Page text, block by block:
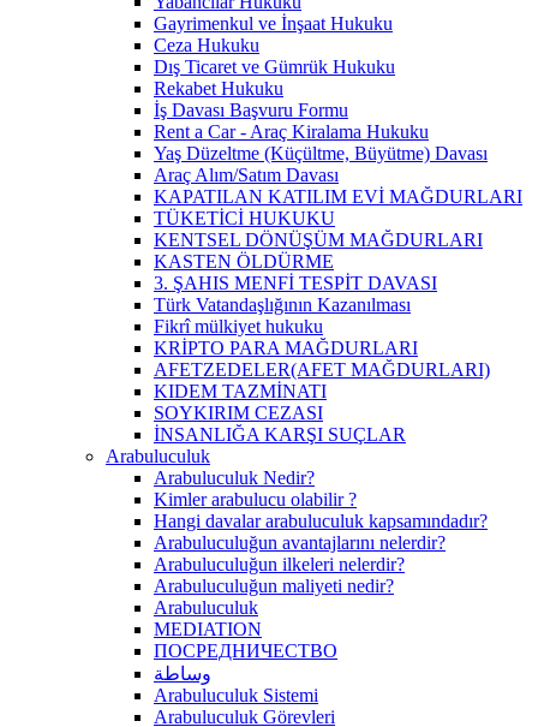
Gayrimenkul ve İnşaat Hukuku
Ceza Hukuku
Dış Ticaret ve Gümrük Hukuku
Rekabet Hukuku
İş Davası Başvuru Formu
Rent a Car - Araç Kiralama Hukuku
Yaş Düzeltme (Küçültme, Büyütme) Davası
Araç Alım/Satım Davası
KAPATILAN KATILIM EVİ MAĞDURLARI
TÜKETİCİ HUKUKU
KENTSEL DÖNÜŞÜM MAĞDURLARI
KASTEN ÖLDÜRME
3. ŞAHIS MENFİ TESPİT DAVASI
Türk Vatandaşlığının Kazanılması
Fikrî mülkiyet hukuku
KRİPTO PARA MAĞDURLARI
AFETZEDELER(AFET MAĞDURLARI)
KIDEM TAZMİNATI
SOYKIRIM CEZASI
İNSANLIĞA KARŞI SUÇLAR
Arabuluculuk
Arabuluculuk Nedir?
Kimler arabulucu olabilir ?
Hangi davalar arabuluculuk kapsamındadır?
Arabuluculuğun avantajlarını nelerdir?
Arabuluculuğun ilkeleri nelerdir?
Arabuluculuğun maliyeti nedir?
Arabuluculuk
MEDIATION
ПОСРЕДНИЧЕСТВО
وساطة
Arabuluculuk Sistemi
Arabuluculuk Görevleri